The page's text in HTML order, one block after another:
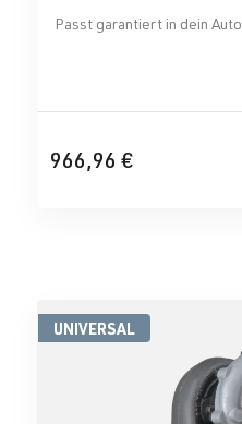
Passt garantiert in dein
966,96 €
UNIVERSAL